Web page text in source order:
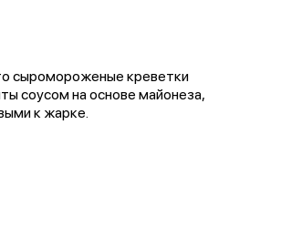
сыромороженые креветки
соусом на основе майонеза,
к жарке.